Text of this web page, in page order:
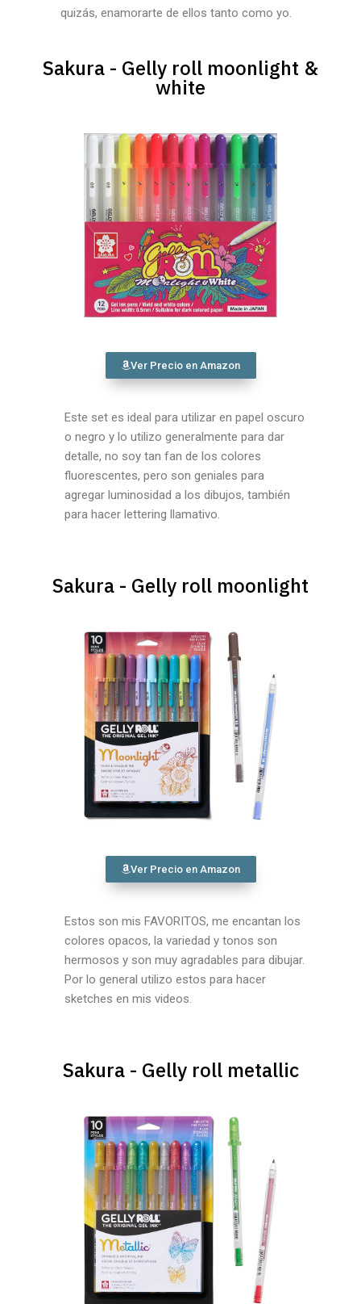
quizás, enamorarte de ellos tanto como yo.
Sakura - Gelly roll moonlight &
white
Ver Precio en Amazon
Este set es ideal para utilizar en papel oscuro
o negro y lo utilizo generalmente para dar
detalle, no soy tan fan de los colores
fluorescentes, pero son geniales para
agregar luminosidad a los dibujos, también
para hacer lettering llamativo.
Sakura - Gelly roll moonlight
Ver Precio en Amazon
Estos son mis FAVORITOS, me encantan los
colores opacos, la variedad y tonos son
hermosos y son muy agradables para dibujar.
Por lo general utilizo estos para hacer
sketches en mis videos.
Sakura - Gelly roll metallic